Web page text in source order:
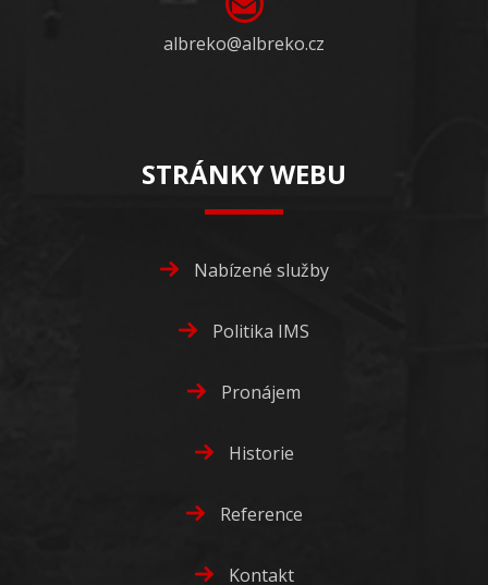
albreko@albreko.cz
STRÁNKY WEBU
Nabízené služby
Politika IMS
Pronájem
Historie
Reference
Kontakt